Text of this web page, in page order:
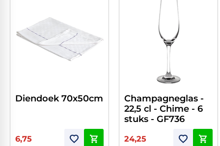
Diendoek 70x50cm
6,75
Champagneglas -
22,5 cl - Chime - 6
stuks - GF736
24,25